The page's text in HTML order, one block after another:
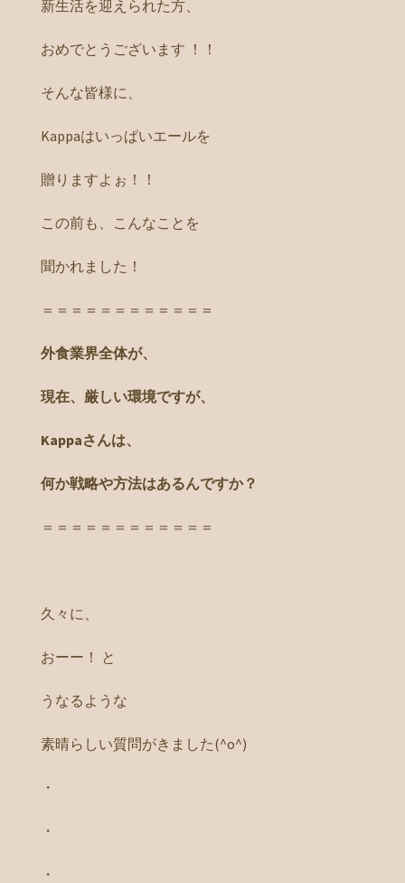
新生活を迎えられた方、
おめでとうございます ！！
そんな皆様に、
Kappaはいっぱいエールを
贈りますよぉ！！
この前も、こんなことを
聞かれました！
＝＝＝＝＝＝＝＝＝＝＝＝
外食業界全体が、
現在、厳しい環境ですが、
Kappaさんは、
何か戦略や方法はあるんですか？
＝＝＝＝＝＝＝＝＝＝＝＝
久々に、
おーー！ と
うなるような
素晴らしい質問がきました(^o^)
・
・
・